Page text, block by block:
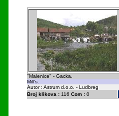
"Malenice" - Gacka.
Mill's.
Autor : Astrum d.o.o. - Ludbreg
Broj klikova : 116 Com : 0